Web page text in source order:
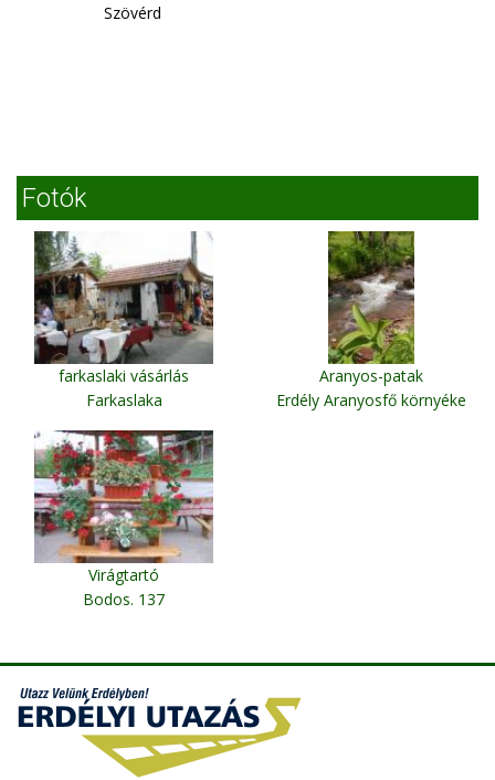
Szövérd
Fotók
farkaslaki vásárlás
Farkaslaka
Aranyos-patak
Erdély Aranyosfő környéke
Virágtartó
Bodos. 137